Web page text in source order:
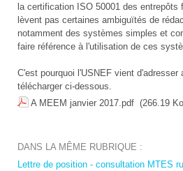
la certification ISO 50001 des entrepôts
lèvent pas certaines ambiguïtés de
notamment des systèmes simples et
faire référence à l'utilisation de ces
C'est pourquoi l'USNEF vient
télécharger ci-dessous.
A MEEM janvier 2017.pdf (266.19
DANS LA MÊME RUBRIQUE :
Lettre de position - consultation MTES